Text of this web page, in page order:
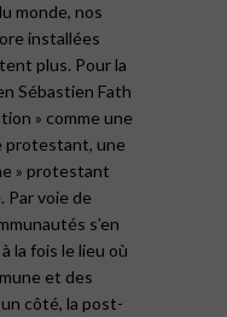
monde, nos
installées
plus. Pour la
Sébastien Fath
» comme une
protestant, une
» protestant
Par voie de
s’en
la fois le lieu où
et des
côté, la post-